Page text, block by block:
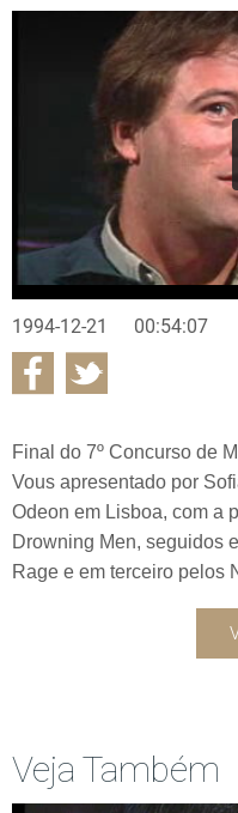
1994-12-21 00:54:07
Final do 7º Concurso de
Vous apresentado por
Odeon em Lisboa, com a
Drowning Men, seguidos
Rage e em terceiro pelos
Veja Também